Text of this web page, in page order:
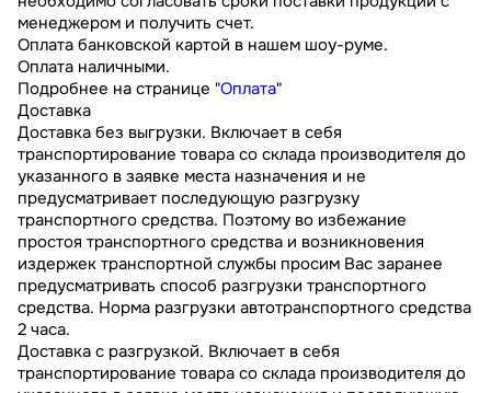
менеджером и получить счет.
Оплата банковской картой в нашем шоу-руме.
Оплата наличными.
Подробнее на странице "Оплата"
Доставка
Доставка без выгрузки. Включает в себя
транспортирование товара со склада производителя до
указанного в заявке места назначения и не
предусматривает последующую разгрузку
транспортного средства. Поэтому во избежание
простоя транспортного средства и возникновения
издержек транспортной службы просим Вас заранее
предусматривать способ разгрузки транспортного
средства. Норма разгрузки автотранспортного средства
2 часа.
Доставка с разгрузкой. Включает в себя
транспортирование товара со склада производителя до